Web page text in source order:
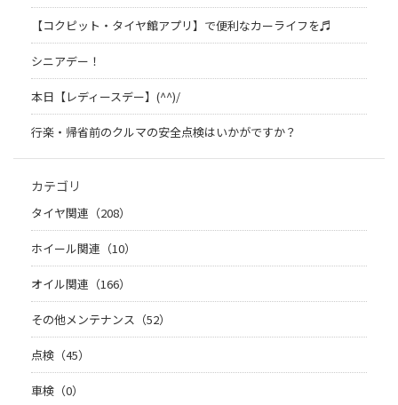
【コクピット・タイヤ館アプリ】で便利なカーライフを♬
シニアデー！
本日【レディースデー】(^^)/
行楽・帰省前のクルマの安全点検はいかがですか？
カテゴリ
タイヤ関連（208）
ホイール関連（10）
オイル関連（166）
その他メンテナンス（52）
点検（45）
車検（0）